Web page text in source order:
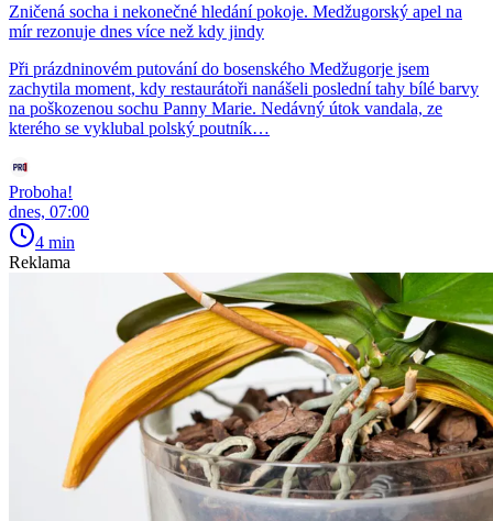
Zničená socha i nekonečné hledání pokoje. Medžugorský apel na
mír rezonuje dnes více než kdy jindy
Při prázdninovém putování do bosenského Medžugorje jsem
zachytila moment, kdy restaurátoři nanášeli poslední tahy bílé barvy
na poškozenou sochu Panny Marie. Nedávný útok vandala, ze
kterého se vyklubal polský poutník…
Proboha!
dnes, 07:00
4 min
Reklama